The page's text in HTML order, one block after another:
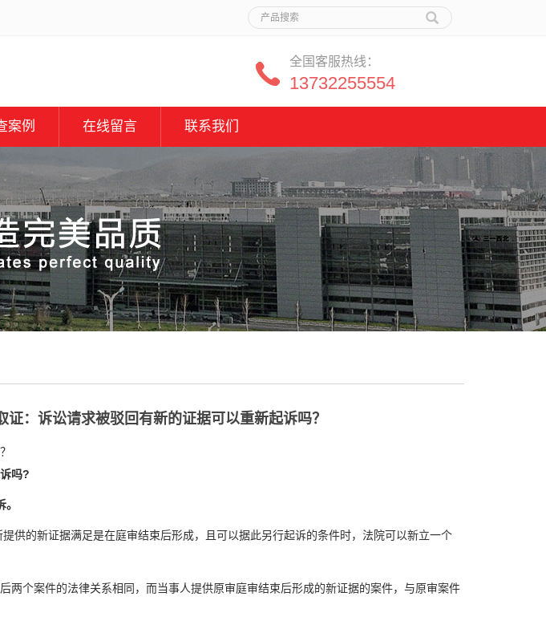
全国客服热线：
13732255554
案例 在线留言 联系我们
证：诉讼请求被驳回有新的证据可以重新起诉吗？
吗?
供的新证据满足是在庭审结束后形成，且可以据此另行起诉的条件时，法院可以新立一个
两个案件的法律关系相同，而当事人提供原审庭审结束后形成的新证据的案件，与原审案件